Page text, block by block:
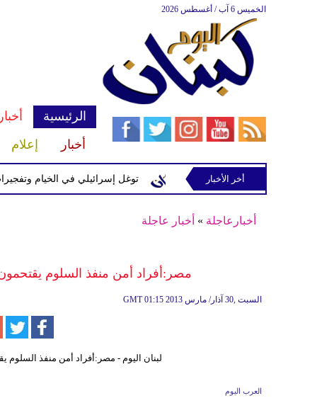
الخميس 6 آب / أغسطس 2026
الرئيسية
أخبار
إعلام
توغل إسرائيلي في الخيام وتفجيرات في رب ثلاثين
أخر الأخبار
أخبارعاجلة » أخبار عاجلة
مصر:أفراد أمن منفذ السلوم
GMT 01:15 2013 السبت ,30 آذار/ مارس
العرب اليوم